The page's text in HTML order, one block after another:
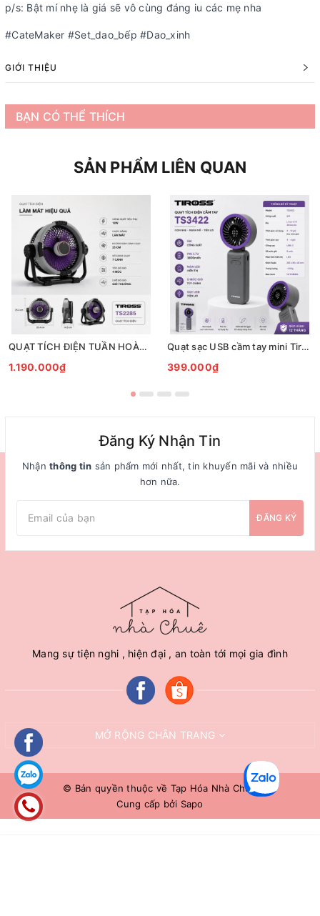
p/s: Bật mí nhẹ là giá sẽ vô cùng đáng iu các mẹ nha
#CateMaker #Set_dao_bếp #Dao_xinh
GIỚI THIỆU
BẠN CÓ THỂ THÍCH
SẢN PHẨM LIÊN QUAN
QUẠT TÍCH ĐIỆN TUẦN HOÀN ĐỂ BÀN TIROSS TS2285
1.190.000₫
Quạt sạc USB cầm tay mini Tiross TS3422
399.000₫
Đăng Ký Nhận Tin
Nhậnthông tin sản phẩm mới nhất, tin khuyến mãi và nhiều
hơn nữa.
ĐĂNG KÝ
Mang sự tiện nghi , hiện đại , an toàn tới mọi gia đình
MỞ RỘNG CHÂN TRANG
© Bản quyền thuộc về Tạp Hóa Nhà Chuê
Cung cấp bởi Sapo